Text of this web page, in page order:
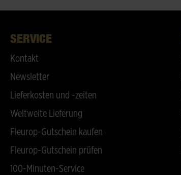
SERVICE
Kontakt
Newsletter
Lieferkosten und -zeiten
Weltweite Lieferung
Fleurop-Gutschein kaufen
Fleurop-Gutschein prüfen
100-Minuten-Service